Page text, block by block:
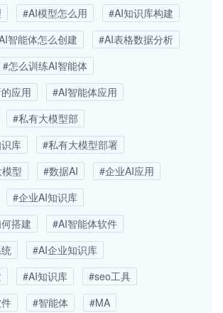
#AI模型怎么用
#AI知识库构建
智能体怎么创建
#AI表格数据分析
#怎么训练AI智能体
应用
#AI智能体应用
#私有大模型部
库
#私有大模型部署
型
#数据AI
#企业AI应用
#企业AI知识库
搭建
#AI智能体软件
#AI企业知识库
#AI知识库
#seo工具
#智能体
#MA